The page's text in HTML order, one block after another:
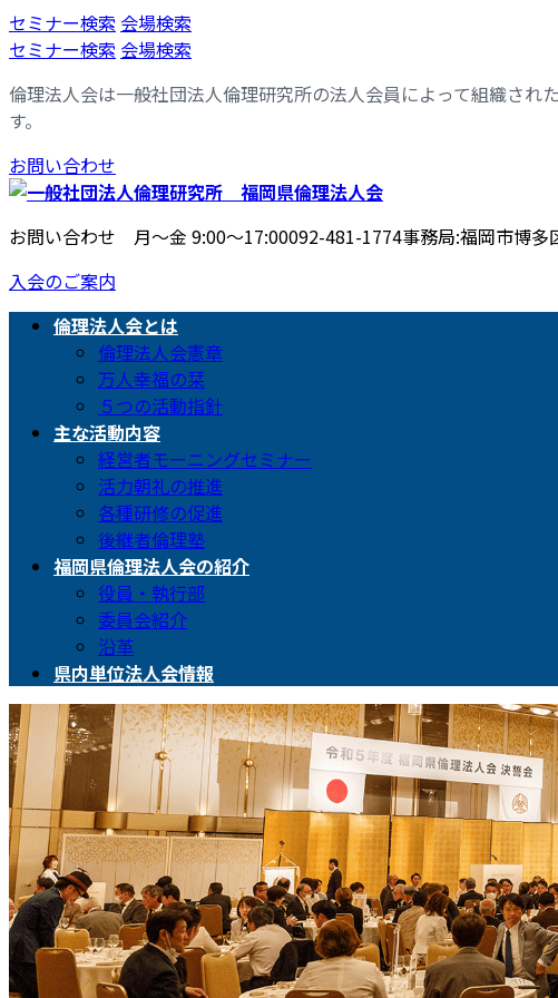
コ
ン
ン
ツ
へ
ス
ッ
ナ
ビ
ー
シ
ョ
ン
移
セミナー検索 会場検索
セミナー検索 会場検索
倫理法人会は一般社団法人倫理研究所の法人会員によって組織さ
す。
お問い合わせ
お問い合わせ 月〜金 9:00〜17:00092-481-1774事務局:福岡市博
入会のご案内
倫理法人会とは
倫理法人会憲章
万人幸福の栞
５つの活動指針
主な活動内容
経営者モーニングセミナー
活力朝礼の推進
各種研修の促進
後継者倫理塾
福岡県倫理法人会の紹介
役員・執行部
委員会紹介
沿革
県内単位法人会情報